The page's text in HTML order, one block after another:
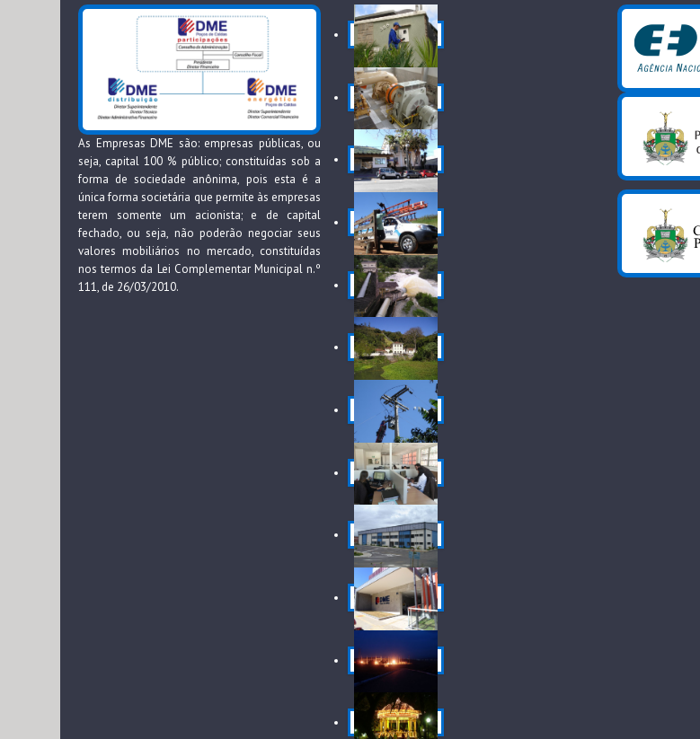
As Empresas DME são: empresas públicas, ou
seja, capital 100 % público; constituídas sob a
forma de sociedade anônima, pois esta é a
única forma societária que permite às empresas
terem somente um acionista; e de capital
fechado, ou seja, não poderão negociar seus
valores mobiliários no mercado, constituídas
nos termos da Lei Complementar Municipal n.º
111, de 26/03/2010.